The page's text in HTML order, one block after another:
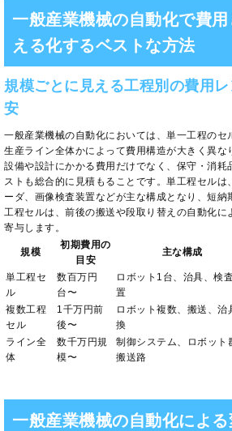
一般産業機械の自動化で費
える化するベストな方法
規模ごとに見える工程別の費用レ
安
一般産業機械の自動化においては、単一工程のセ
生産ライン全体かによって費用構造が大きく異な
設備や設計にかかる費用だけでなく、保守・消耗
ストも総合的に見積もることです。単工程セルは
ーダ、画像検査装置などが主な構成となり、短納
工程セルは、前後の搬送や段取り替えの自動化に
寄与します。
規模
初期費用の
目安
主な構成
単工程セ
ル
数百万円
台〜
ロボット1台、治具、検
置
複数工程
セル
1千万円前
後〜
ロボット複数、搬送、治
換
ライン全
体
数千万円規
模〜
制御システム、ロボット
搬送路
一般産業機械の自動化によ